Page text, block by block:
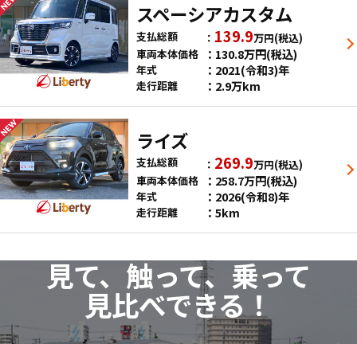
スペーシアカスタム
支払総額 139.9万円(税込)
車両本体価格
130.8万円(税込)
年式 2021(令和3)年
走行距離 2.9万km
ライズ
支払総額 269.9万円(税込)
車両本体価格
258.7万円(税込)
年式 2026(令和8)年
走行距離 5km
見て、触って、乗って
見比べできる！